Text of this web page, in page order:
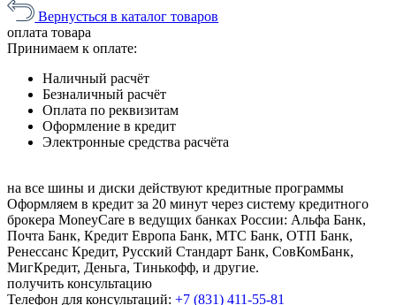
Вернусться в каталог товаров
оплата товара
Принимаем к оплате:
Наличный расчёт
Безналичный расчёт
Оплата по реквизитам
Оформление в кредит
Электронные средства расчёта
на все шины и диски действуют кредитные программы
Оформляем в кредит за 20 минут через систему кредитного
брокера MoneyCare в ведущих банках России: Альфа Банк,
Почта Банк, Кредит Европа Банк, МТС Банк, ОТП Банк,
Ренессанс Кредит, Русский Стандарт Банк, СовКомБанк,
МигКредит, Деньга, Тинькофф, и другие.
получить консультацию
Телефон для консультаций: +7 (831) 411-55-81